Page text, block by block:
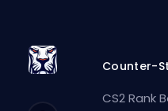
Counter-
CS2 Rank